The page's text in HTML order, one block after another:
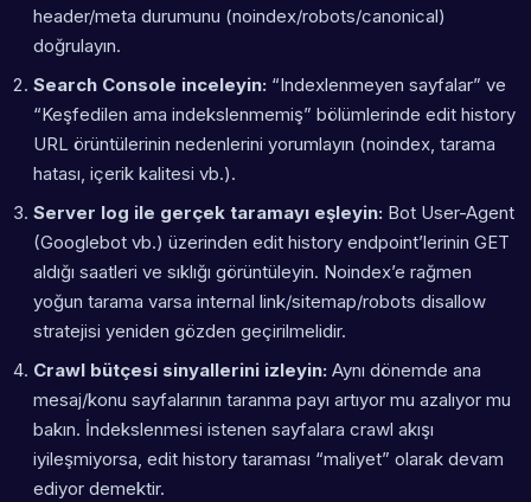
header/meta durumunu (noindex/robots/canonical)
doğrulayın.
Search Console inceleyin: “Indexlenmeyen sayfalar” ve
“Keşfedilen ama indekslenmemiş” bölümlerinde edit history
URL örüntülerinin nedenlerini yorumlayın (noindex, tarama
hatası, içerik kalitesi vb.).
Server log ile gerçek taramayı eşleyin: Bot User-Agent
(Googlebot vb.) üzerinden edit history endpoint’lerinin GET
aldığı saatleri ve sıklığı görüntüleyin. Noindex’e rağmen
yoğun tarama varsa internal link/sitemap/robots disallow
stratejisi yeniden gözden geçirilmelidir.
Crawl bütçesi sinyallerini izleyin: Aynı dönemde ana
mesaj/konu sayfalarının taranma payı artıyor mu azalıyor mu
bakın. İndekslenmesi istenen sayfalara crawl akışı
iyileşmiyorsa, edit history taraması “maliyet” olarak devam
ediyor demektir.